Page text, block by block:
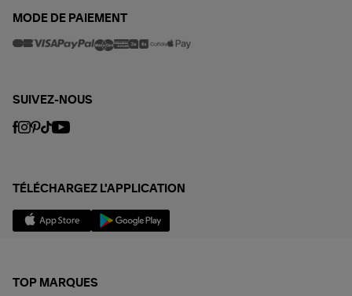
MODE DE PAIEMENT
SUIVEZ-NOUS
TÉLÉCHARGEZ L'APPLICATION
TOP MARQUES